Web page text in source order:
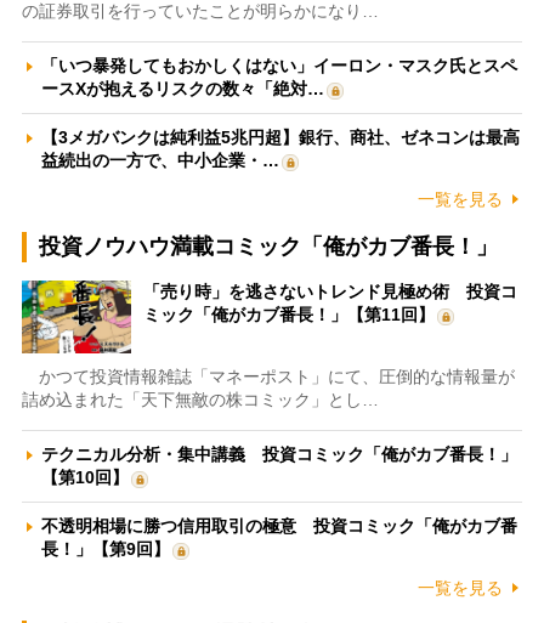
の証券取引を行っていたことが明らかになり…
「いつ暴発してもおかしくはない」イーロン・マスク氏とスペ
ースXが抱えるリスクの数々「絶対…
【3メガバンクは純利益5兆円超】銀行、商社、ゼネコンは最高
益続出の一方で、中小企業・…
一覧を見る
投資ノウハウ満載コミック「俺がカブ番長！」
「売り時」を逃さないトレンド見極め術 投資コ
ミック「俺がカブ番長！」【第11回】
かつて投資情報雑誌「マネーポスト」にて、圧倒的な情報量が
詰め込まれた「天下無敵の株コミック」とし…
テクニカル分析・集中講義 投資コミック「俺がカブ番長！」
【第10回】
不透明相場に勝つ信用取引の極意 投資コミック「俺がカブ番
長！」【第9回】
一覧を見る